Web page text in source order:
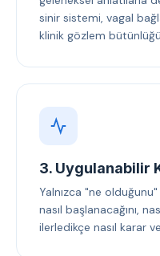
sinir sistemi, vagal
klinik gözlem
3. Uygulanabilir
Yalnızca "ne
nasıl başlanacağını,
ilerledikçe nasıl karar